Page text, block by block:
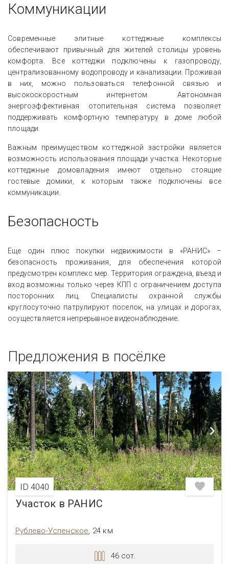
Коммуникации
Современные элитные коттеджные комплексы
обеспечивают привычный для жителей столицы уровень
комфорта. Все коттеджи подключены к газопроводу,
централизованному водопроводу и канализации. Проживая
в них, можно пользоваться телефонной связью и
высокоскоростным интернетом. Автономная
энергоэффективная отопительная система позволяет
поддерживать комфортную температуру в доме любой
площади.
Важным преимуществом коттеджной застройки является
возможность использования площади участка. Некоторые
коттеджные домовладения имеют отдельно стоящие
гостевые домики, к которым также подключены все
коммуникации.
Безопасность
Еще один плюс покупки недвижимости в «РАНИС» –
безопасность проживания, для обеспечения которой
предусмотрен комплекс мер. Территория ограждена, въезд и
вход возможны только через КПП с ограничением доступа
посторонних лиц. Специалисты охранной службы
круглосуточно патрулируют поселок, на улицах и дорогах,
осуществляется непрерывное видеонаблюдение.
Предложения в посёлке
ID 4040
Участок в РАНИС
Рублево-Успенское, 24 км
46 сот.